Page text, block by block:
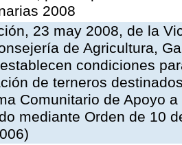
2008
23 may 2008, de la
de Agricultura,
condiciones
de terneros
Comunitario de Apoyo
mediante Orden de 10